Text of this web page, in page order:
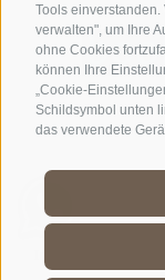
Tools
verwalten", um Ihre
ohne Cookies
können Ihre
„Cookie-
Schildsymbol unten
das verwendete